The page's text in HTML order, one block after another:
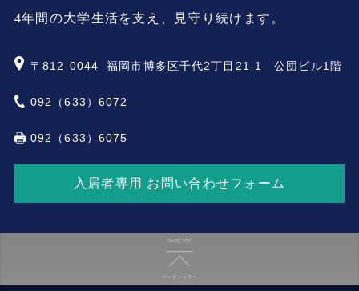
4年間の大学生活を支え、見守り続けます。
〒812-0044 福岡市博多区千代2丁目21-1 公団ビル1階
092（633）6072
092（633）6075
入居者専用 お問い合わせフォーム